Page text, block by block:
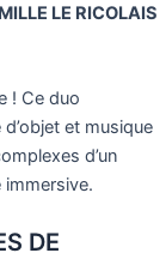
LE RICOLAIS
! Ce duo
et musique
d’un
DE